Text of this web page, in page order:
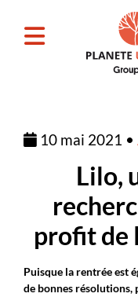
10 mai 2021 •
Lilo,
profit de
Puisque la rentrée est
de bonnes résolutions,